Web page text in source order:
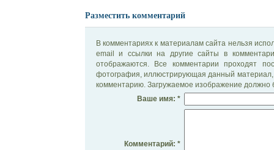
Разместить комментарий
В комментариях к материалам сайта нельзя
email и ссылки на другие сайты в
отображаются. Все комментарии проходят
фотография, иллюстрирующая данный материал,
комментарию. Загружаемое изображение должно
Ваше имя: *
Комментарий: *